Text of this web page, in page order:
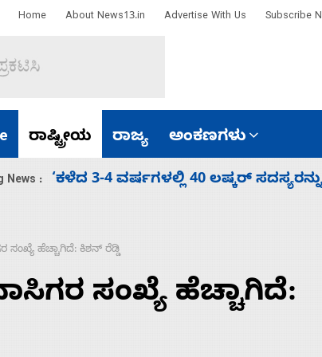
Home About News13.in Advertise With Us Subscribe
ರಾಷ್ಟ್ರೀಯ ರಾಜ್ಯ ಅಂಕಣಗಳು
News :
ಕೆಂಪು ಸಮುದ್ರದಲ್ಲಿ ದಾಳಿ, ಭಾರತ ಧ್ವಜ
ಸಂಖ್ಯೆ ಹೆಚ್ಚಾಗಿದೆ: ಕಿಶನ್ ರೆಡ್ಡಿ
ಸಂಖ್ಯೆ ಹೆಚ್ಚಾಗಿದೆ: